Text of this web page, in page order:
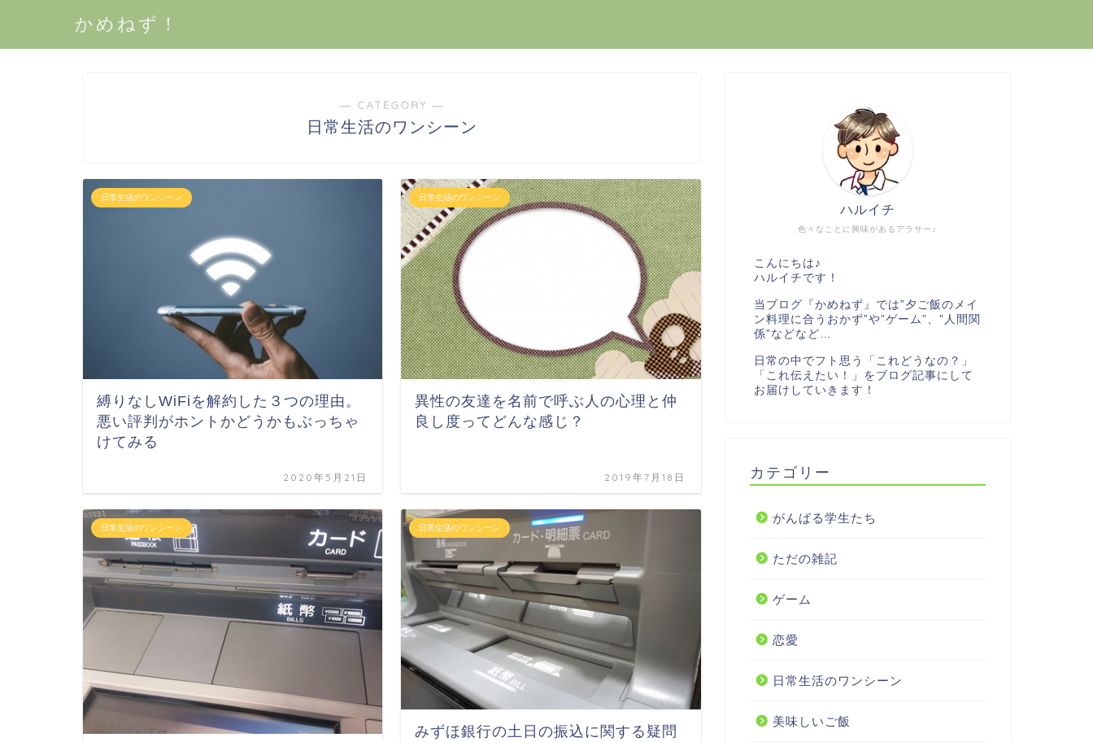
かめねず！
― CATEGORY ―
日常生活のワンシーン
日常生活のワンシーン
縛りなしWiFiを解約した３つの理由。
悪い評判がホントかどうかもぶっちゃ
けてみる
2020年5月21日
日常生活のワンシーン
異性の友達を名前で呼ぶ人の心理と仲
良し度ってどんな感じ？
2019年7月18日
日常生活のワンシーン 日常生活のワンシーン
みずほ銀行の土日の振込に関する疑問
色々なことに興味があるアラサー♪
ハルイチ
こんにちは♪
ハルイチです！
当ブログ『かめねず』では”夕ご飯のメイ
ン料理に合うおかず”や”ゲーム”、”人間関
係”などなど…
日常の中でフト思う「これどうなの？」
「これ伝えたい！」をブログ記事にして
お届けしていきます！
カテゴリー
がんばる学生たち
ただの雑記
ゲーム
恋愛
日常生活のワンシーン
美味しいご飯